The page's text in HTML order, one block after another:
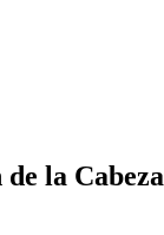
la Cabeza